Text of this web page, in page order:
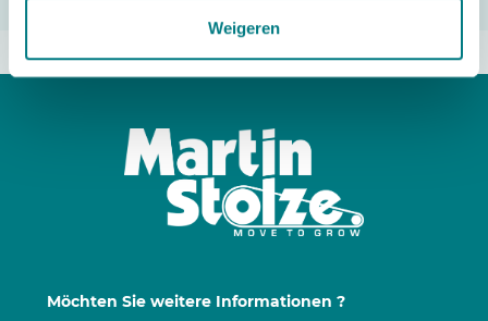
Weigeren
Möchten Sie weitere Informationen ?